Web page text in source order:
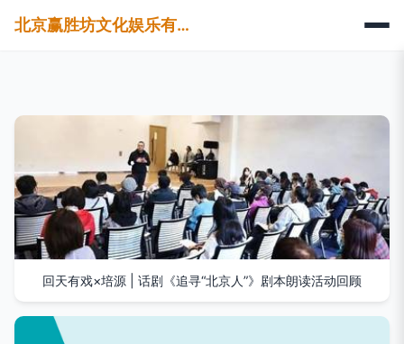
北京赢胜坊文化娱乐有限公司
回天有戏×培源 | 话剧《追寻“北京人”》剧本朗读活动回顾